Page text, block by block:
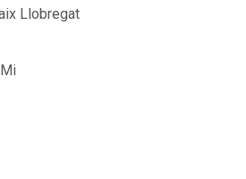
Llobregat